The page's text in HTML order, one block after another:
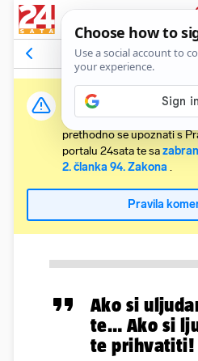
Komentari
Važna obavijest:
Svaki korisnik koji želi
prethodno se upoznati s
portalu 24sata te sa
2. članka 94. Zakona .
Pravila
Ako si
te… Ako si
te prihvatiti!